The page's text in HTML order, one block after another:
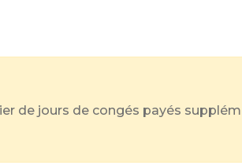
de jours de congés payés